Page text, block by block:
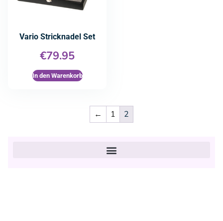
Vario Stricknadel Set
€79.95
In den Warenkorb
← 1 2